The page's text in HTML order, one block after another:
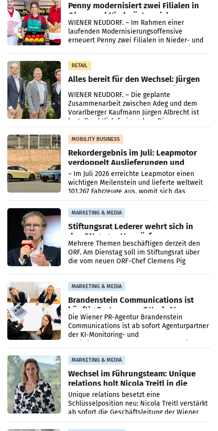
Penny modernisiert zwei Filialen in
Ober- und Niederösterreich
WIENER NEUDORF. – Im Rahmen einer
laufenden Modernisierungsoffensive
erneuert Penny zwei Filialen in Nieder- und
RETAIL
Alles bereit für den Wechsel: Jürgen
Albrecht setzt ab 1.1.2027 auf Adeg
WIENER NEUDORF. – Die geplante
Zusammenarbeit zwischen Adeg und dem
Vorarlberger Kaufmann Jürgen Albrecht ist
kartellrechtlich freigegeben: Die
Bundeswettbewerbsbehörde und der
Bundeskartellanwalt
MOBILITY BUSINESS
Rekordergebnis im Juli: Leapmotor
verdoppelt Auslieferungen und
überschreitet die 100.000er-Marke
– Im Juli 2026 erreichte Leapmotor einen
wichtigen Meilenstein und lieferte weltweit
101.267 Fahrzeuge aus, womit sich das
Ergebnis gegenüber Juli 2025 mehr als
verdoppelte (+102
MARKETING & MEDIA
Stiftungsrat Lederer wehrt sich in
den SN gegen Vorwürfe
Mehrere Themen beschäftigen derzeit den
ORF. Am Dienstag soll im Stiftungsrat über
die vom neuen ORF-Chef Clemens Pig
MARKETING & MEDIA
Brandenstein Communications ist
künftig Partner von OtterlyAI
Die Wiener PR-Agentur Brandenstein
Communications ist ab sofort Agenturpartner
der KI-Monitoring- und
MARKETING & MEDIA
Wechsel im Führungsteam: Unique
relations holt Nicola Treitl in die
Geschäftsleitung
Unique relations besetzt eine
Schlüsselposition neu: Nicola Treitl verstärkt
ab sofort die Geschäftsleitung der Wiener
PR-Agentur an der Seite von Josef Kalina und